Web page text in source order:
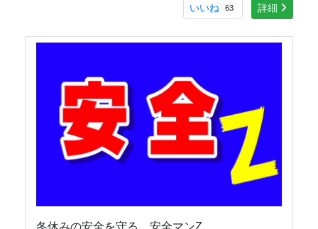
いいね 63 詳細
冬休みの安全を守る 安全マンZ